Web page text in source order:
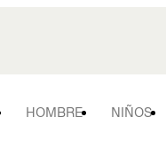
HOMBRE NIÑOS